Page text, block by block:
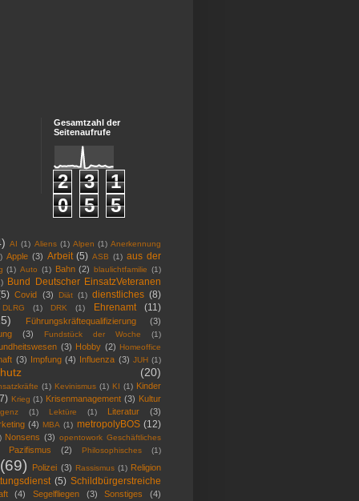
Gesamtzahl der
Seitenaufrufe
2 3
1
0
5 5
AI (1) Aliens (1) Alpen (1) Anerkennung
Apple (3) Arbeit (5) ASB (1) aus der
(1) Auto (1) Bahn (2) blaulichtfamilie (1)
Bund Deutscher EinsatzVeteranen
Covid (3) Diät (1) dienstliches (8)
DLRG (1) DRK (1) Ehrenamt (11)
Führungskräftequalifizierung
(3)
(3) Fundstück der Woche (1)
(3) Hobby (2) Homeoffice
(3) Impfung (4) Influenza (3) JUH (1)
(20)
(1) Kevinismus (1) KI (1) Kinder
Krieg (1) Krisenmanagement (3) Kultur
(1) Lektüre (1) Literatur (3)
(4) MBA (1) metropolyBOS (12)
Nonsens (3) opentowork Geschäftliches
Pazifismus (2) Philosophisches (1)
(69) Polizei (3) Rassismus (1) Religion
(5) Schildbürgerstreiche
(4) Segelfliegen (3) Sonstiges (4)